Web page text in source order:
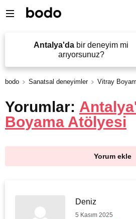
Antalya'da bir deneyim mi
arıyorsunuz?
bodo Sanatsal deneyimler Vitray
Yorumlar:
Boyama Atölyesi
Yorum ekle
Deniz
5 Kasım 2025